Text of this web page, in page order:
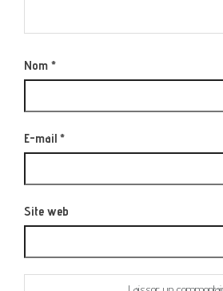
Nom *
E-mail *
Site web